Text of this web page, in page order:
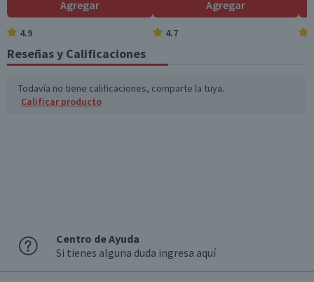
Agregar
4.9
Agregar
4.7
Reseñas y Calificaciones
Todavía no tiene calificaciones, comparte la tuya.
Calificar producto
Centro de Ayuda
Si tienes alguna duda ingresa aquí